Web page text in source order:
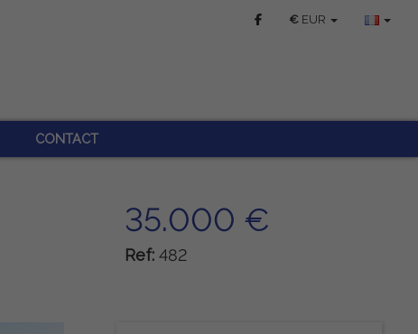
€ EUR
CONTACT
35.000 €
Ref: 482